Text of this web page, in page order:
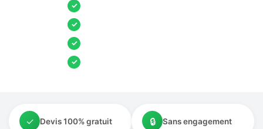
✓
✓
✓
✓
✓ Devis 100% gratuit 🔒 Sans engagement